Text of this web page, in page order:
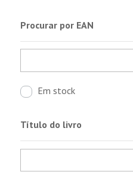
Procurar por EAN
Em stock
Título do livro